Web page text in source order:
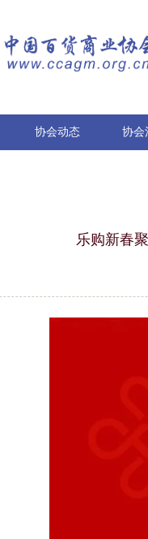
协会动态 协会
乐购新春